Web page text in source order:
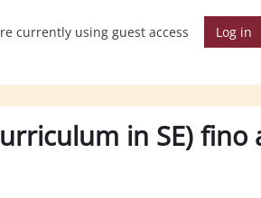
currently using guest access Log in
in SE) fino